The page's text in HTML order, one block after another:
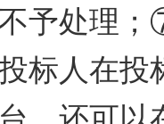
予处理
标人在